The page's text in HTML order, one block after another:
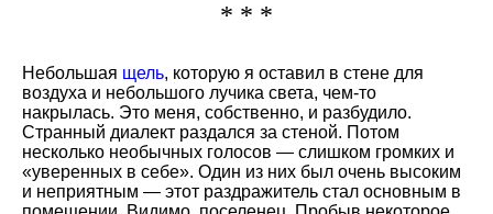
* * *
Небольшая щель, которую я оставил в стене для
воздуха и небольшого лучика света, чем-то
накрылась. Это меня, собственно, и разбудило.
Странный диалект раздался за стеной. Потом
несколько необычных голосов — слишком громких и
«уверенных в себе». Один из них был очень высоким
и неприятным — этот раздражитель стал основным в